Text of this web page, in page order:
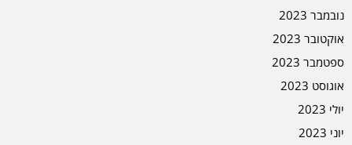
נובמבר 2023
אוקטובר 2023
ספטמבר 2023
אוגוסט 2023
יולי 2023
יוני 2023